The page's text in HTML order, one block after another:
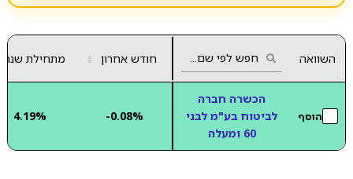
השוואה חודש אחרון ▲
▼ מתחילת שנה
הוסף
הכשרה חברה
לביטוח בע"מ לבני
60 ומעלה
-0.08%
4.19%